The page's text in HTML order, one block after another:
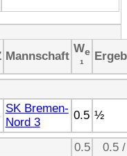
Mannschaft
We
¹
SK Bremen-
Nord 3
0.5 ½
0.5
0.5